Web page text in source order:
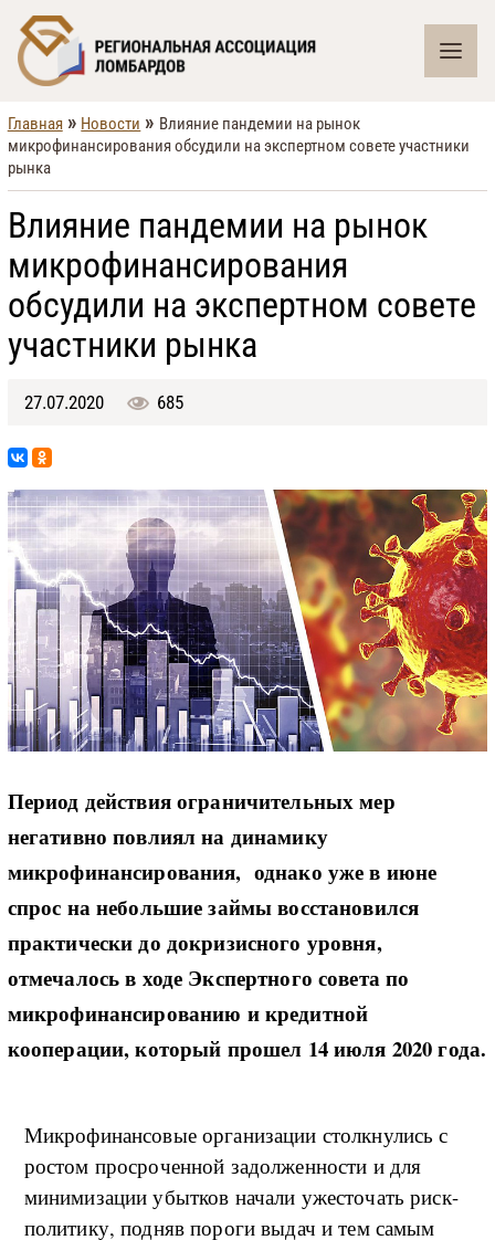
Главная » Новости » Влияние пандемии на рынок
микрофинансирования обсудили на экспертном совете участники
рынка
Влияние пандемии на рынок
микрофинансирования
обсудили на экспертном совете
участники рынка
27.07.2020 685
Период действия ограничительных мер
негативно повлиял на динамику
микрофинансирования, однако уже в июне
спрос на небольшие займы восстановился
практически до докризисного уровня,
отмечалось в ходе Экспертного совета по
микрофинансированию и кредитной
кооперации, который прошел 14 июля 2020 года.
Микрофинансовые организации столкнулись с
ростом просроченной задолженности и для
минимизации убытков начали ужесточать риск-
политику, подняв пороги выдач и тем самым